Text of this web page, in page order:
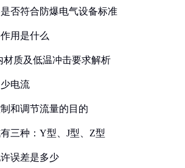
否符合防爆电气设备标准
用是什么
材质及低温冲击要求解析
电流
和调节流量的目的
三种：Y型、J型、Z型
误差是多少